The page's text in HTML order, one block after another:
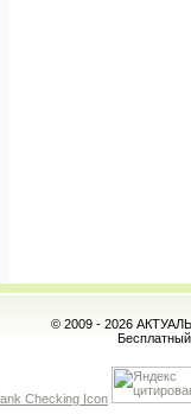
© 2009 - 2026